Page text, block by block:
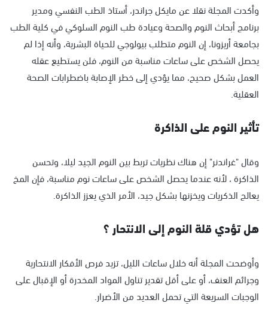
وأكدت المجلة نقلا عن مايكل جراندر، أستاذ الطب النفسي ومدير
برنامج أبحاث النوم والصحة وعيادة طب النوم السلوكي في كلية الطب
بجامعة أريزونا، إن النوم متطلب بيولوجي للحياة البشرية، وأنه إذا لم
يحصل الشخص على ساعات مناسبة من النوم، فلن يستطيع عقله
العمل بشكل صحيح، مما يؤدي إلى خطر الإصابة باضطرابات الصحة
العقلية.
تأثير النوم على الذاكرة
وقال "غراندنر" إن هناك نظريات تربط بين النوم الجيد ليلا، وتحسن
الذاكرة ، لأنه عندما يحصل الشخص على ساعات نوم مناسبة، فإن المخ
يعالج الذكريات ويخزنها بشكل جيد، الأمر الذي يعزز الذاكرة.
هل تؤدي قلة النوم إلى الانتحار ؟
وأوضحت المجلة أنه خلال ساعات الليل، تزيد فرص الأفكار الانتحارية
وجرائم العنف، أو على أقل تقدير تناول المواد المخدرة أو الإقبال على
الوجبات السريعة التي تحمل العديد من الأضرار.